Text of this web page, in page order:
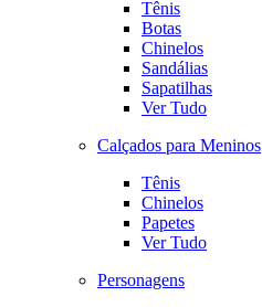
Tênis
Botas
Chinelos
Sandálias
Sapatilhas
Ver Tudo
Calçados para Meninos
Tênis
Chinelos
Papetes
Ver Tudo
Personagens